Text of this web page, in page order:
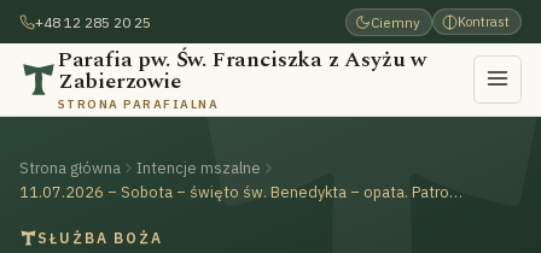
+48 12 285 20 25 Ciemny Kontrast
Parafia pw. Św. Franciszka z Asyżu w
Zabierzowie
STRONA PARAFIALNA
Strona główna
Intencje mszalne
11.07.2026 – Sobota – święto św. Benedykta – opata. Patrona Europy
SŁUŻBA BOŻA